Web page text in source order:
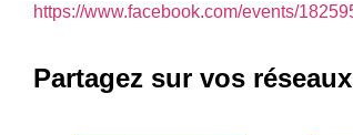
https://www.facebook.com/events/
Partagez sur vos